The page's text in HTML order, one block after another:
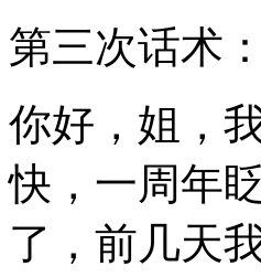
第三次话术：
你好，姐，
快，一周年
了，前几天